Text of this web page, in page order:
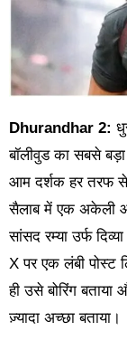
Dhurandhar 2:
बॉलीवुड का सबसे
आम दर्शक हर तरफ से
सैलाब में एक अकेली
सांसद रम्या उर्फ
X पर एक लंबी पोस्ट
ही उसे बोरिंग बताया
ज़्यादा अच्छा बताया।